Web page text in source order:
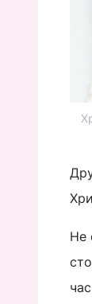
Не